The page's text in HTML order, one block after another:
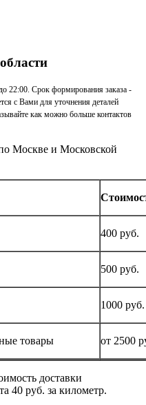
22:00. Срок формирования заказа -
с Вами для уточнения деталей
как можно больше контактов
Москве и Московской
400 руб.
500 руб.
1000 руб.
товары от 2500
доставки
40 руб. за километр.